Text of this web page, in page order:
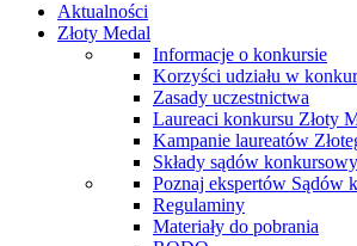
Aktualności
Złoty Medal
Informacje o konkursie
Korzyści udziału w
Zasady uczestnictwa
Laureaci konkursu Złoty
Kampanie laureatów
Składy sądów
Poznaj ekspertów Sądów
Regulaminy
Materiały do pobrania